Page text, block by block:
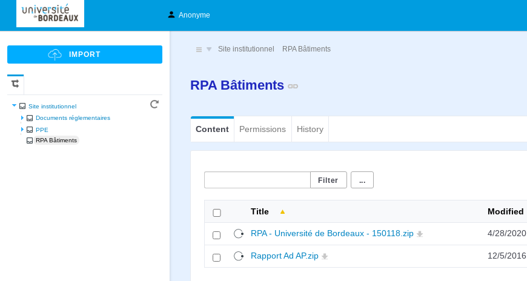
Anonyme
Site institutionnel
Documents réglementaires
PPE
RPA Bâtiments
Site institutionnel RPA Bâtiments
RPA Bâtiments
Content Permissions History
...
Title Modified
RPA - Université de Bordeaux - 150118.zip 4/28/2020
Rapport Ad AP.zip 12/5/2016